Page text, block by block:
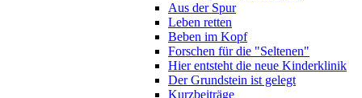
Aus der Spur
Leben retten
Beben im Kopf
Forschen für die "Seltenen"
Hier entsteht die neue Kinderklinik
Der Grundstein ist gelegt
Kurzbeiträge